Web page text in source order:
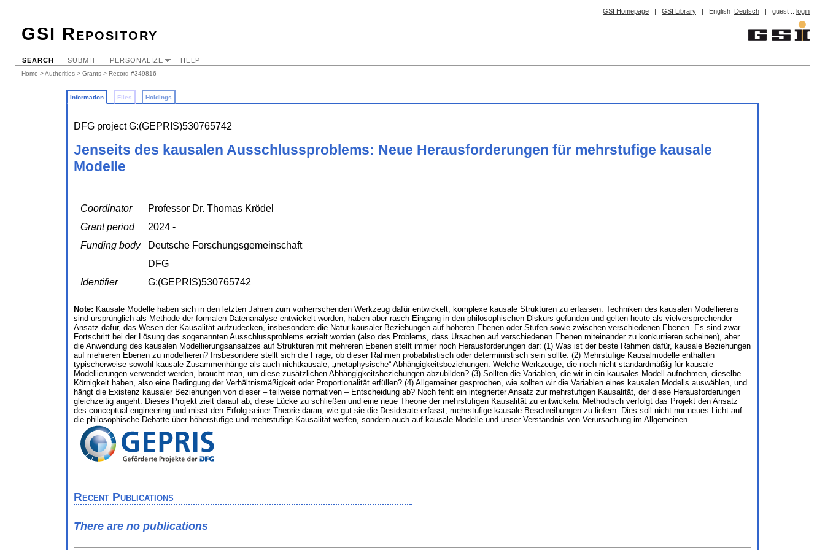
GSI Homepage | GSI Library | English Deutsch | guest :: login
GSI Repository
SEARCH SUBMIT PERSONALIZE HELP
Home >Authorities > Grants > Record #349816
Information Files Holdings
DFG project G:(GEPRIS)530765742
Jenseits des kausalen Ausschlussproblems: Neue Herausforderungen für mehrstufige kausale
Modelle
Coordinator
Professor Dr. Thomas Krödel
Grant period
2024 -
Funding body
Deutsche Forschungsgemeinschaft
DFG
Identifier
G:(GEPRIS)530765742
Note: Kausale Modelle haben sich in den letzten Jahren zum vorherrschenden Werkzeug dafür entwickelt, komplexe kausale Strukturen zu erfassen. Techniken des kausalen Modellierens
sind ursprünglich als Methode der formalen Datenanalyse entwickelt worden, haben aber rasch Eingang in den philosophischen Diskurs gefunden und gelten heute als vielversprechender
Ansatz dafür, das Wesen der Kausalität aufzudecken, insbesondere die Natur kausaler Beziehungen auf höheren Ebenen oder Stufen sowie zwischen verschiedenen Ebenen. Es sind zwar
Fortschritt bei der Lösung des sogenannten Ausschlussproblems erzielt worden (also des Problems, dass Ursachen auf verschiedenen Ebenen miteinander zu konkurrieren scheinen), aber
die Anwendung des kausalen Modellierungsansatzes auf Strukturen mit mehreren Ebenen stellt immer noch Herausforderungen dar: (1) Was ist der beste Rahmen dafür, kausale Beziehungen
auf mehreren Ebenen zu modellieren? Insbesondere stellt sich die Frage, ob dieser Rahmen probabilistisch oder deterministisch sein sollte. (2) Mehrstufige Kausalmodelle enthalten
typischerweise sowohl kausale Zusammenhänge als auch nichtkausale, „metaphysische“ Abhängigkeitsbeziehungen. Welche Werkzeuge, die noch nicht standardmäßig für kausale
Modellierungen verwendet werden, braucht man, um diese zusätzlichen Abhängigkeitsbeziehungen abzubilden? (3) Sollten die Variablen, die wir in ein kausales Modell aufnehmen, dieselbe
Körnigkeit haben, also eine Bedingung der Verhältnismäßigkeit oder Proportionalität erfüllen? (4) Allgemeiner gesprochen, wie sollten wir die Variablen eines kausalen Modells auswählen, und
hängt die Existenz kausaler Beziehungen von dieser – teilweise normativen – Entscheidung ab? Noch fehlt ein integrierter Ansatz zur mehrstufigen Kausalität, der diese Herausforderungen
gleichzeitig angeht. Dieses Projekt zielt darauf ab, diese Lücke zu schließen und eine neue Theorie der mehrstufigen Kausalität zu entwickeln. Methodisch verfolgt das Projekt den Ansatz
des conceptual engineering und misst den Erfolg seiner Theorie daran, wie gut sie die Desiderate erfasst, mehrstufige kausale Beschreibungen zu liefern. Dies soll nicht nur neues Licht auf
die philosophische Debatte über höherstufige und mehrstufige Kausalität werfen, sondern auch auf kausale Modelle und unser Verständnis von Verursachung im Allgemeinen.
Recent Publications
There are no publications